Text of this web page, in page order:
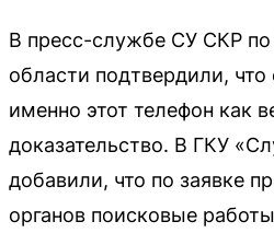
В пресс-службе СУ СКР по
области подтвердили,
именно этот телефон как
доказательство. В ГКУ
добавили, что по заявке
органов поисковые